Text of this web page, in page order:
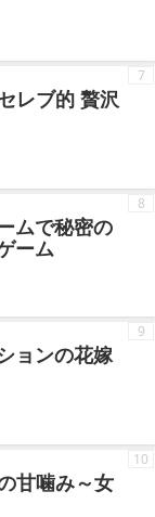
レブ的 贅沢
7
ムで秘密の
ーム
8
ョンの花嫁
9
甘噛み～女
10